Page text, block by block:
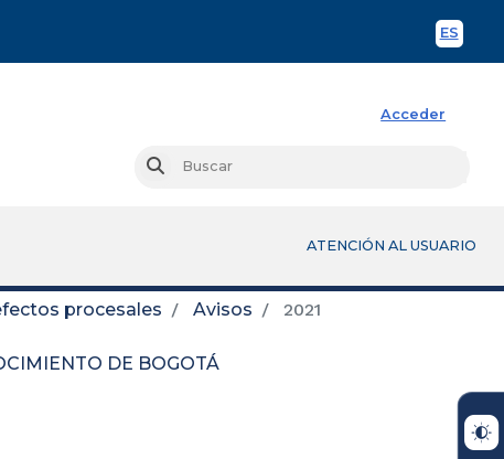
ES
Acceder
Buscar
ATENCIÓN AL USUARIO
procesales Avisos 2021
DE BOGOTÁ